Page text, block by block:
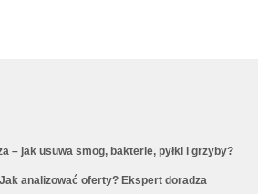
– jak usuwa smog, bakterie, pyłki i grzyby?
analizować oferty? Ekspert doradza